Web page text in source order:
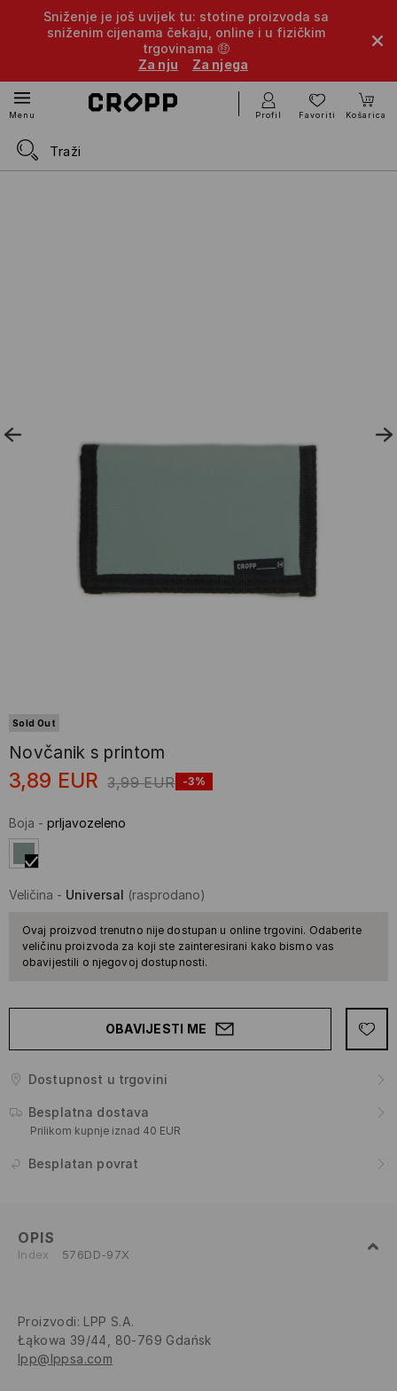
Sniženje je još uvijek tu: stotine proizvoda sa
sniženim cijenama čekaju, online i u fizičkim
trgovinama 🤑
Za nju
Za njega
Menu Profil Favoriti Košarica
Sold Out
Novčanik s printom
3,89 EUR 3,99 EUR -3%
Boja - prljavozeleno
Veličina - Universal (rasprodano)
Ovaj proizvod trenutno nije dostupan u online trgovini. Odaberite
veličinu proizvoda za koji ste zainteresirani kako bismo vas
obavijestili o njegovoj dostupnosti.
OBAVIJESTI ME
Dostupnost u trgovini
Besplatna dostava
Prilikom kupnje iznad 40 EUR
Besplatan povrat
OPIS
Index 576DD-97X
Proizvodi: LPP S.A.
Łąkowa 39/44, 80-769 Gdańsk
lpp@lppsa.com